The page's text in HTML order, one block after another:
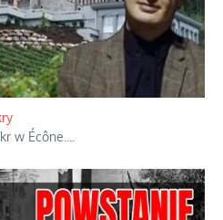
mitów historycznych
niepowtarzalnym i tłumaczenie,
to, żeby później znowu jakiegoś